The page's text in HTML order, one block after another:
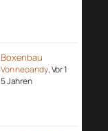
Boxenbau
Von neoandy, Vor 1
5 Jahren